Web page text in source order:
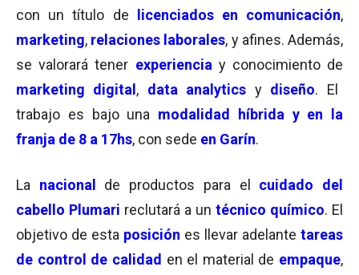
con un título de
licenciados en comunicación,
marketing, relaciones laborales, y afines. Además,
se valorará tener experiencia y conocimiento de
marketing digital , data analytics y diseño. El
trabajo es bajo una modalidad híbrida y en la
franja de 8 a 17hs, con sede en Garín.
La nacional de productos para el cuidado del
cabello Plumari reclutará a un técnico químico. El
objetivo de esta posición es llevar adelante tareas
de control de calidad en el material de empaque,